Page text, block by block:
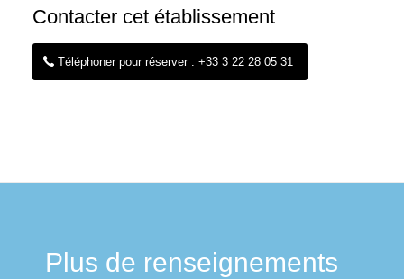
Contacter cet établissement
Téléphoner pour réserver : +33 3 22 28 05 31
Plus de renseignements